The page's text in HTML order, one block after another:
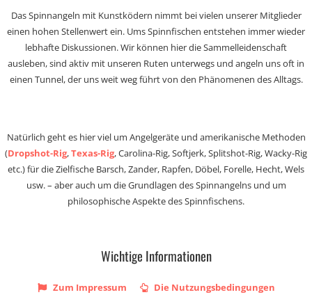
Das Spinnangeln mit Kunstködern nimmt bei vielen unserer Mitglieder
einen hohen Stellenwert ein. Ums Spinnfischen entstehen immer wieder
lebhafte Diskussionen. Wir können hier die Sammelleidenschaft
ausleben, sind aktiv mit unseren Ruten unterwegs und angeln uns oft in
einen Tunnel, der uns weit weg führt von den Phänomenen des Alltags.
Natürlich geht es hier viel um Angelgeräte und amerikanische Methoden
(Dropshot-Rig,Texas-Rig, Carolina-Rig, Softjerk, Splitshot-Rig, Wacky-Rig
etc.) für die Zielfische Barsch, Zander, Rapfen, Döbel, Forelle, Hecht, Wels
usw. – aber auch um die Grundlagen des Spinnangelns und um
philosophische Aspekte des Spinnfischens.
Wichtige Informationen
Zum Impressum Die Nutzungsbedingungen